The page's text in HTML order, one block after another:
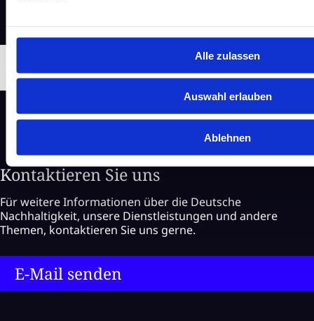
Alle zulassen
Auswahl erlauben
Ablehnen
Kontaktieren Sie uns
Für weitere Informationen über die Deutsche
Nachhaltigkeit, unsere Dienstleistungen und andere
Themen, kontaktieren Sie uns gerne.
E-Mail senden